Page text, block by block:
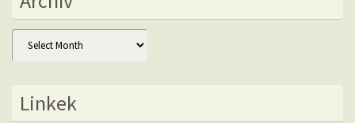
Archív
Linkek